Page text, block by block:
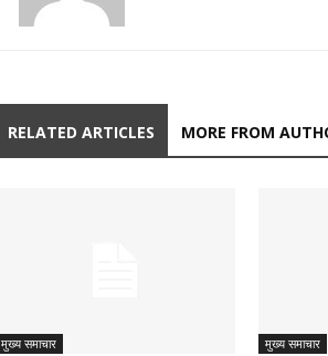
RELATED ARTICLES MORE FROM
मुख्य समाचार मुख्य समाचार